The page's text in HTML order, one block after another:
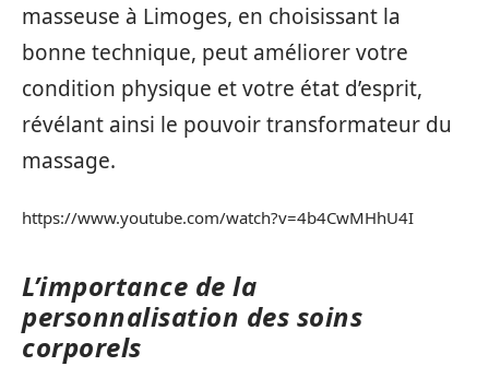
masseuse à Limoges, en choisissant la
bonne technique, peut améliorer votre
condition physique et votre état d’esprit,
révélant ainsi le pouvoir transformateur du
massage.
https://www.youtube.com/watch?v=4b4CwMHhU4I
L’importance de la
personnalisation des soins
corporels